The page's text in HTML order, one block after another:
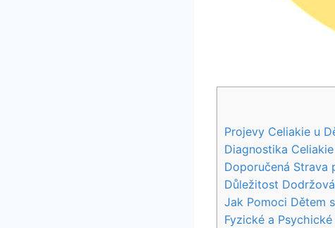
Projevy Celiakie u
Diagnostika
Doporučená​ Strava
Důležitost⁤
Jak Pomoci Dětem
Fyzické a